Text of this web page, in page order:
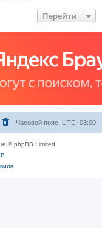
Перейти
Часовой пояс: UTC+03:00
© phpBB Limited